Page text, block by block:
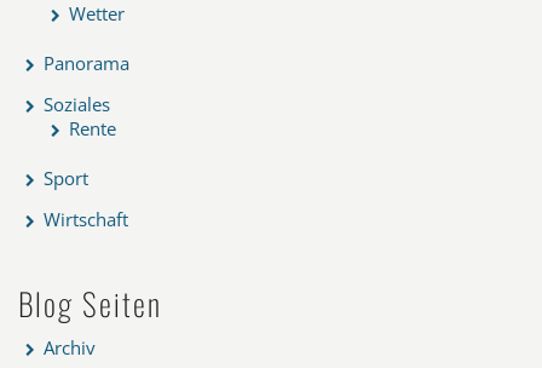
Wetter
Panorama
Soziales
Rente
Sport
Wirtschaft
Blog Seiten
Archiv